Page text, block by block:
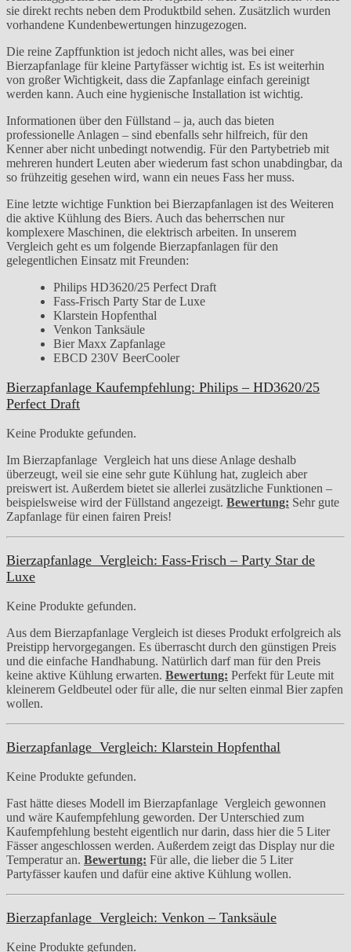
sie direkt rechts neben dem Produktbild sehen. Zusätzlich wurden
vorhandene Kundenbewertungen hinzugezogen.
Die reine Zapffunktion ist jedoch nicht alles, was bei einer
Bierzapfanlage für kleine Partyfässer wichtig ist. Es ist weiterhin
von großer Wichtigkeit, dass die Zapfanlage einfach gereinigt
werden kann. Auch eine hygienische Installation ist wichtig.
Informationen über den Füllstand – ja, auch das bieten
professionelle Anlagen – sind ebenfalls sehr hilfreich, für den
Kenner aber nicht unbedingt notwendig. Für den Partybetrieb mit
mehreren hundert Leuten aber wiederum fast schon unabdingbar, da
so frühzeitig gesehen wird, wann ein neues Fass her muss.
Eine letzte wichtige Funktion bei Bierzapfanlagen ist des Weiteren
die aktive Kühlung des Biers. Auch das beherrschen nur
komplexere Maschinen, die elektrisch arbeiten. In unserem
Vergleich geht es um folgende Bierzapfanlagen für den
gelegentlichen Einsatz mit Freunden:
Philips HD3620/25 Perfect Draft
Fass-Frisch Party Star de Luxe
Klarstein Hopfenthal
Venkon Tanksäule
Bier Maxx Zapfanlage
EBCD 230V BeerCooler
Bierzapfanlage Kaufempfehlung: Philips – HD3620/25
Perfect Draft
Keine Produkte gefunden.
Im Bierzapfanlage Vergleich hat uns diese Anlage deshalb
überzeugt, weil sie eine sehr gute Kühlung hat, zugleich aber
preiswert ist. Außerdem bietet sie allerlei zusätzliche Funktionen –
beispielsweise wird der Füllstand angezeigt. Bewertung: Sehr gute
Zapfanlage für einen fairen Preis!
Bierzapfanlage Vergleich: Fass-Frisch – Party Star de
Luxe
Keine Produkte gefunden.
Aus dem Bierzapfanlage Vergleich ist dieses Produkt erfolgreich als
Preistipp hervorgegangen. Es überrascht durch den günstigen Preis
und die einfache Handhabung. Natürlich darf man für den Preis
keine aktive Kühlung erwarten. Bewertung: Perfekt für Leute mit
kleinerem Geldbeutel oder für alle, die nur selten einmal Bier zapfen
wollen.
Bierzapfanlage Vergleich: Klarstein Hopfenthal
Keine Produkte gefunden.
Fast hätte dieses Modell im Bierzapfanlage Vergleich gewonnen
und wäre Kaufempfehlung geworden. Der Unterschied zum
Kaufempfehlung besteht eigentlich nur darin, dass hier die 5 Liter
Fässer angeschlossen werden. Außerdem zeigt das Display nur die
Temperatur an. Bewertung: Für alle, die lieber die 5 Liter
Partyfässer kaufen und dafür eine aktive Kühlung wollen.
Bierzapfanlage Vergleich: Venkon – Tanksäule
Keine Produkte gefunden.